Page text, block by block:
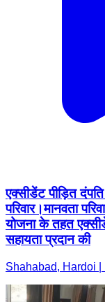
एक्सीडेंट पीड़ित
परिवार।मानवता
योजना के तहत
सहायता प्रदान की
Shahabad, Hardoi |